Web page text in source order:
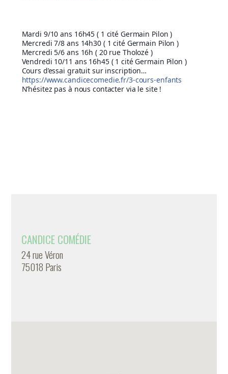
Mardi 9/10 ans 16h45 ( 1 cité Germain Pilon )
Mercredi 7/8 ans 14h30 ( 1 cité Germain Pilon )
Mercredi 5/6 ans 16h ( 20 rue Tholozé )
Vendredi 10/11 ans 16h45 ( 1 cité Germain Pilon )
Cours d’essai gratuit sur inscription…
https://www.candicecomedie.fr/3-cours-enfants
N’hésitez pas à nous contacter via le site !
CANDICE COMÉDIE
24 rue Véron
75018 Paris